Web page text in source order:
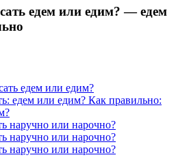
едем или едим? — едем
едем или едим?
едем или едим? Как правильно:
наручно или нарочно?
наручно или нарочно?
наручно или нарочно?